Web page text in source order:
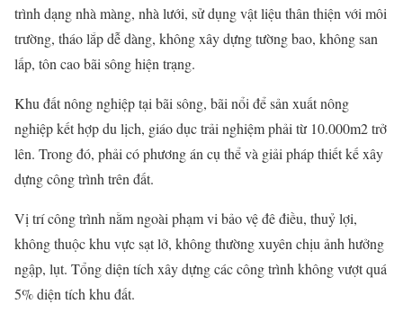
trình dạng nhà màng, nhà lưới, sử dụng vật liệu thân thiện với môi
trường, tháo lắp dễ dàng, không xây dựng tường bao, không san
lấp, tôn cao bãi sông hiện trạng.
Khu đất nông nghiệp tại bãi sông, bãi nổi để sản xuất nông
nghiệp kết hợp du lịch, giáo dục trải nghiệm phải từ 10.000m2 trở
lên. Trong đó, phải có phương án cụ thể và giải pháp thiết kế xây
dựng công trình trên đất.
Vị trí công trình nằm ngoài phạm vi bảo vệ đê điều, thuỷ lợi,
không thuộc khu vực sạt lở, không thường xuyên chịu ảnh hưởng
ngập, lụt. Tổng diện tích xây dựng các công trình không vượt quá
5% diện tích khu đất.